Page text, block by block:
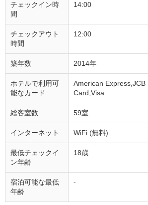
チェックイン時
間
14:00
チェックアウト
時間
12:00
築年数 2014年
ホテルで利用可
能なカード
American
Card,Visa
総客室数 59室
インターネット WiFi (無料)
最低チェックイ
ン年齢
18歳
宿泊可能な最低
年齢
-